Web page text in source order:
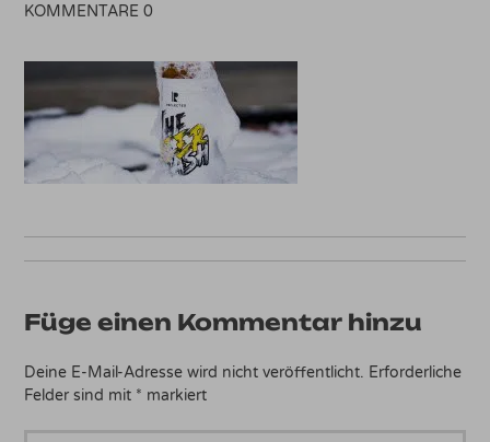
KOMMENTARE 0
Füge einen Kommentar hinzu
Deine E-Mail-Adresse wird nicht veröffentlicht. Erforderliche
Felder sind mit * markiert